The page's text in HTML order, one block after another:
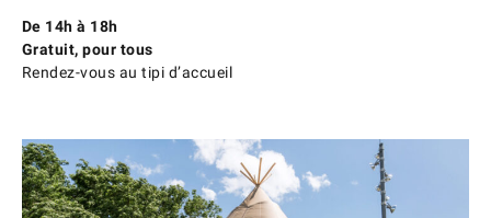
De 14h à 18h
Gratuit, pour tous
Rendez-vous au tipi d’accueil